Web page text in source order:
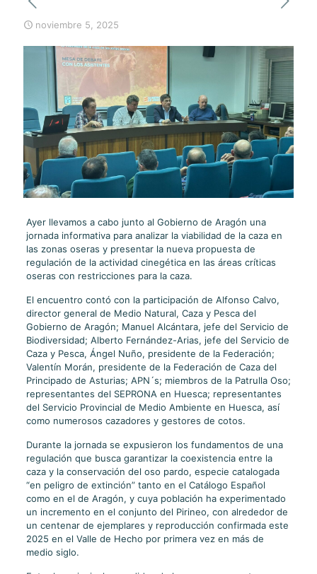
noviembre 5, 2025
Ayer llevamos a cabo junto al Gobierno de Aragón una
jornada informativa para analizar la viabilidad de la caza en
las zonas oseras y presentar la nueva propuesta de
regulación de la actividad cinegética en las áreas críticas
oseras con restricciones para la caza.
El encuentro contó con la participación de Alfonso Calvo,
director general de Medio Natural, Caza y Pesca del
Gobierno de Aragón; Manuel Alcántara, jefe del Servicio de
Biodiversidad; Alberto Fernández-Arias, jefe del Servicio de
Caza y Pesca, Ángel Nuño, presidente de la Federación;
Valentín Morán, presidente de la Federación de Caza del
Principado de Asturias; APN´s; miembros de la Patrulla Oso;
representantes del SEPRONA en Huesca; representantes
del Servicio Provincial de Medio Ambiente en Huesca, así
como numerosos cazadores y gestores de cotos.
Durante la jornada se expusieron los fundamentos de una
regulación que busca garantizar la coexistencia entre la
caza y la conservación del oso pardo, especie catalogada
“en peligro de extinción” tanto en el Catálogo Español
como en el de Aragón, y cuya población ha experimentado
un incremento en el conjunto del Pirineo, con alrededor de
un centenar de ejemplares y reproducción confirmada este
2025 en el Valle de Hecho por primera vez en más de
medio siglo.